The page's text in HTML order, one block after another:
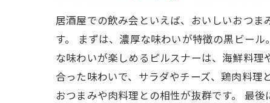
居酒屋での飲み会といえば、おいしいおつ
す。 まずは、濃厚な味わいが特徴の黒ビー
な味わいが楽しめるピルスナーは、海鮮料
合った味わいで、サラダやチーズ、鶏肉料
おつまみや肉料理との相性が抜群です。 最